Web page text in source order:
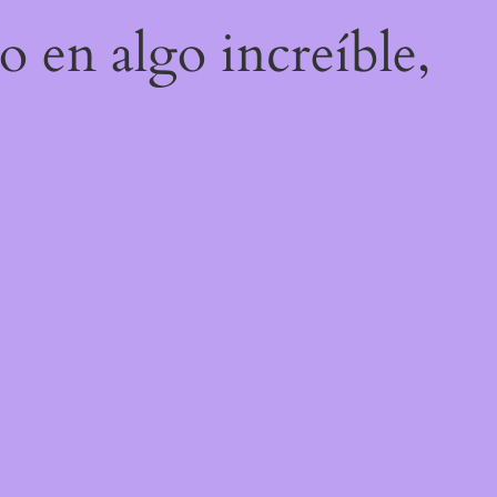
en algo increíble,